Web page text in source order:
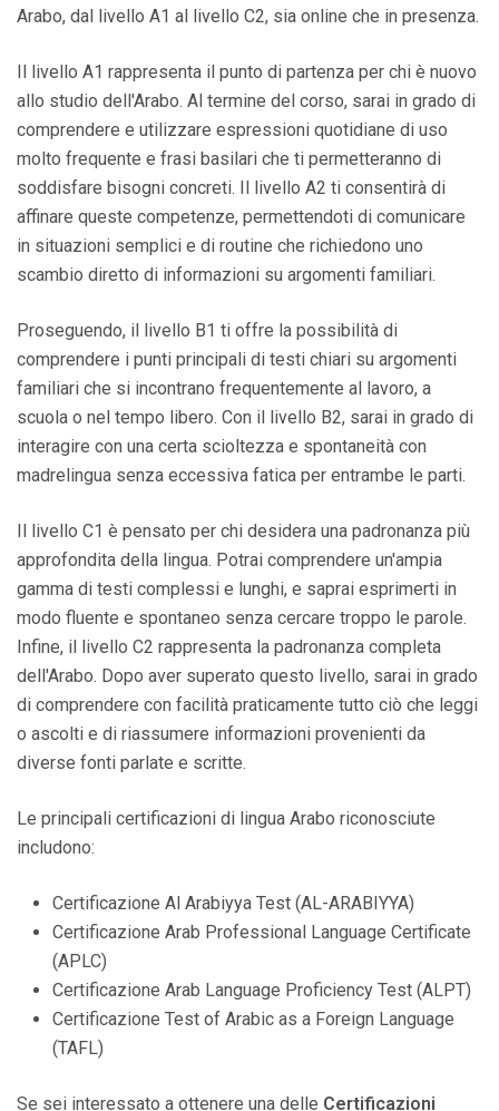
Arabo, dal livello A1 al livello C2, sia online che in presenza.
Il livello A1 rappresenta il punto di partenza per chi è nuovo
allo studio dell'Arabo. Al termine del corso, sarai in grado di
comprendere e utilizzare espressioni quotidiane di uso
molto frequente e frasi basilari che ti permetteranno di
soddisfare bisogni concreti. Il livello A2 ti consentirà di
affinare queste competenze, permettendoti di comunicare
in situazioni semplici e di routine che richiedono uno
scambio diretto di informazioni su argomenti familiari.
Proseguendo, il livello B1 ti offre la possibilità di
comprendere i punti principali di testi chiari su argomenti
familiari che si incontrano frequentemente al lavoro, a
scuola o nel tempo libero. Con il livello B2, sarai in grado di
interagire con una certa scioltezza e spontaneità con
madrelingua senza eccessiva fatica per entrambe le parti.
Il livello C1 è pensato per chi desidera una padronanza più
approfondita della lingua. Potrai comprendere un'ampia
gamma di testi complessi e lunghi, e saprai esprimerti in
modo fluente e spontaneo senza cercare troppo le parole.
Infine, il livello C2 rappresenta la padronanza completa
dell'Arabo. Dopo aver superato questo livello, sarai in grado
di comprendere con facilità praticamente tutto ciò che leggi
o ascolti e di riassumere informazioni provenienti da
diverse fonti parlate e scritte.
Le principali certificazioni di lingua Arabo riconosciute
includono:
Certificazione Al Arabiyya Test (AL-ARABIYYA)
Certificazione Arab Professional Language Certificate
(APLC)
Certificazione Arab Language Proficiency Test (ALPT)
Certificazione Test of Arabic as a Foreign Language
(TAFL)
Se sei interessato a ottenere una delle Certificazioni